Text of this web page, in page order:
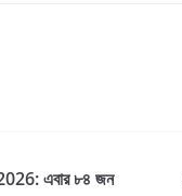
এবার ৮৪ জন